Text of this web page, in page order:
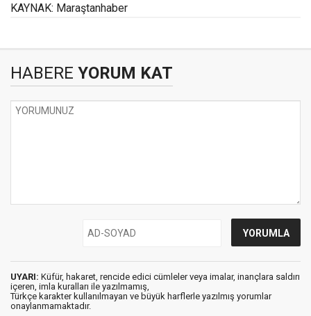
KAYNAK: Maraştanhaber
HABERE YORUM KAT
UYARI: Küfür, hakaret, rencide edici cümleler veya imalar, inançlara saldırı
içeren, imla kuralları ile yazılmamış,
Türkçe karakter kullanılmayan ve büyük harflerle yazılmış yorumlar
onaylanmamaktadır.